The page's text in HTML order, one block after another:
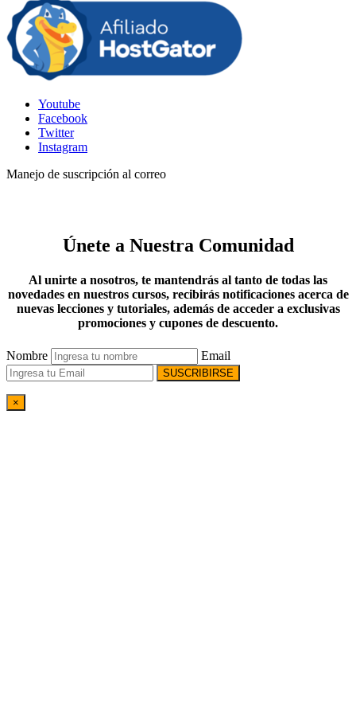
Youtube
Facebook
Twitter
Instagram
Manejo de suscripción al correo
Únete a Nuestra Comunidad
Al unirte a nosotros, te mantendrás al tanto de todas las
novedades en nuestros cursos, recibirás notificaciones acerca de
nuevas lecciones y tutoriales, además de acceder a exclusivas
promociones y cupones de descuento.
Nombre Email
SUSCRIBIRSE
×